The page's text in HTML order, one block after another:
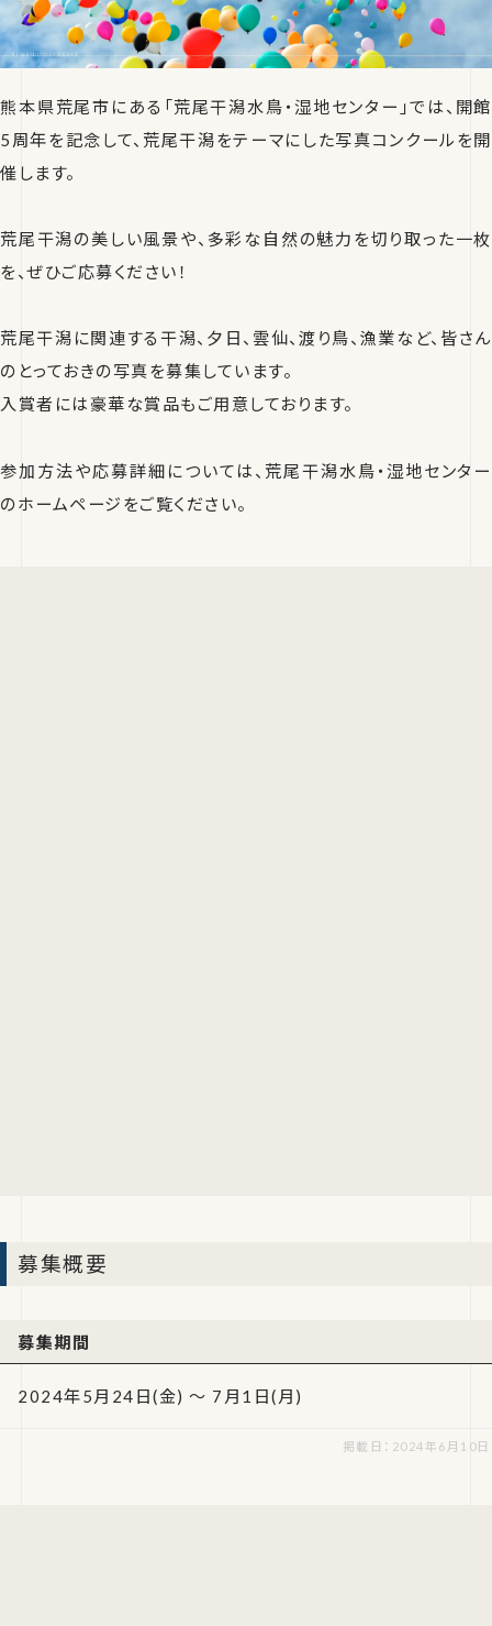
熊本県荒尾市にある「荒尾干潟水鳥・湿地センター」では、開館
5周年を記念して、荒尾干潟をテーマにした写真コンクールを開
催します。
荒尾干潟の美しい風景や、多彩な自然の魅力を切り取った一枚
を、ぜひご応募ください！
荒尾干潟に関連する干潟、夕日、雲仙、渡り鳥、漁業など、皆さん
のとっておきの写真を募集しています。
入賞者には豪華な賞品もご用意しております。
参加方法や応募詳細については、荒尾干潟水鳥・湿地センター
のホームページをご覧ください。
募集概要
募集期間
2024年5月24日(金) ～ 7月1日(月)
掲載日：2024年6月10日